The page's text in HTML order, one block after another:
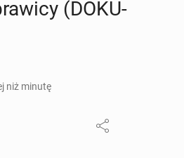
(DO­KU­
niż minutę